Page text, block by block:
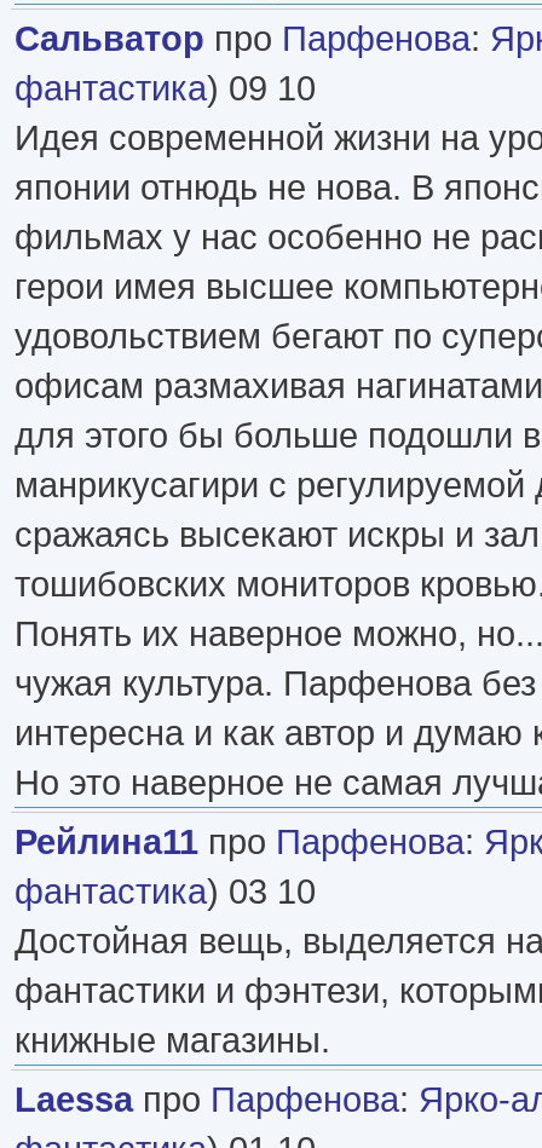
Сальватор про Парфенова:
фантастика) 09 10
Идея современной жизни на
японии отнюдь не нова. В
фильмах у нас особенно не
герои имея высшее
удовольствием бегают по
офисам размахивая
для этого бы больше подошли
манрикусагири с
сражаясь высекают искры и
тошибовских мониторов
Понять их наверное можно,
чужая культура. Парфенова
интересна и как автор и
Но это наверное не самая
Рейлина11 про Парфенова:
фантастика) 03 10
Достойная вещь, выделяется
фантастики и фэнтези,
книжные магазины.
Laessaпро Парфенова: Ярко-